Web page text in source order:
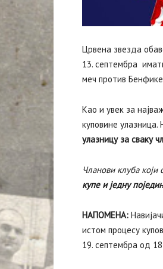
Црвена звезда
13. септембра
меч против
Као и увек за
куповине
улазницу за сваку
Чланови клуба
купе и једну
НАПОМЕНА:
истом процесу
19. септембра од